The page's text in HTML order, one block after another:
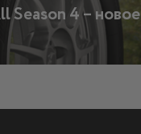
Season 4 – новое